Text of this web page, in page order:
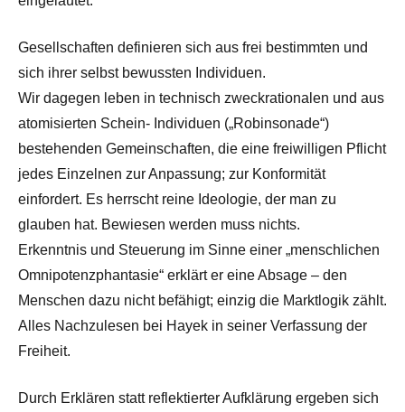
Gesellschaften definieren sich aus frei bestimmten und
sich ihrer selbst bewussten Individuen.
Wir dagegen leben in technisch zweckrationalen und aus
atomisierten Schein- Individuen („Robinsonade“)
bestehenden Gemeinschaften, die eine freiwilligen Pflicht
jedes Einzelnen zur Anpassung; zur Konformität
einfordert. Es herrscht reine Ideologie, der man zu
glauben hat. Bewiesen werden muss nichts.
Erkenntnis und Steuerung im Sinne einer „menschlichen
Omnipotenzphantasie“ erklärt er eine Absage – den
Menschen dazu nicht befähigt; einzig die Marktlogik zählt.
Alles Nachzulesen bei Hayek in seiner Verfassung der
Freiheit.
Durch Erklären statt reflektierter Aufklärung ergeben sich